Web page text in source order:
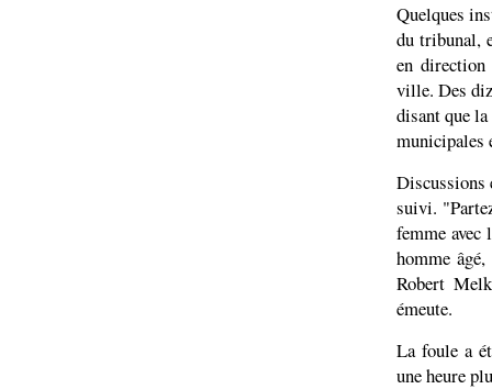
Quelques
du tribunal,
en direction
ville. Des
disant que
municipales
Discussions
suivi.
femme
homme
Robert
émeute.
La foule a
une heure